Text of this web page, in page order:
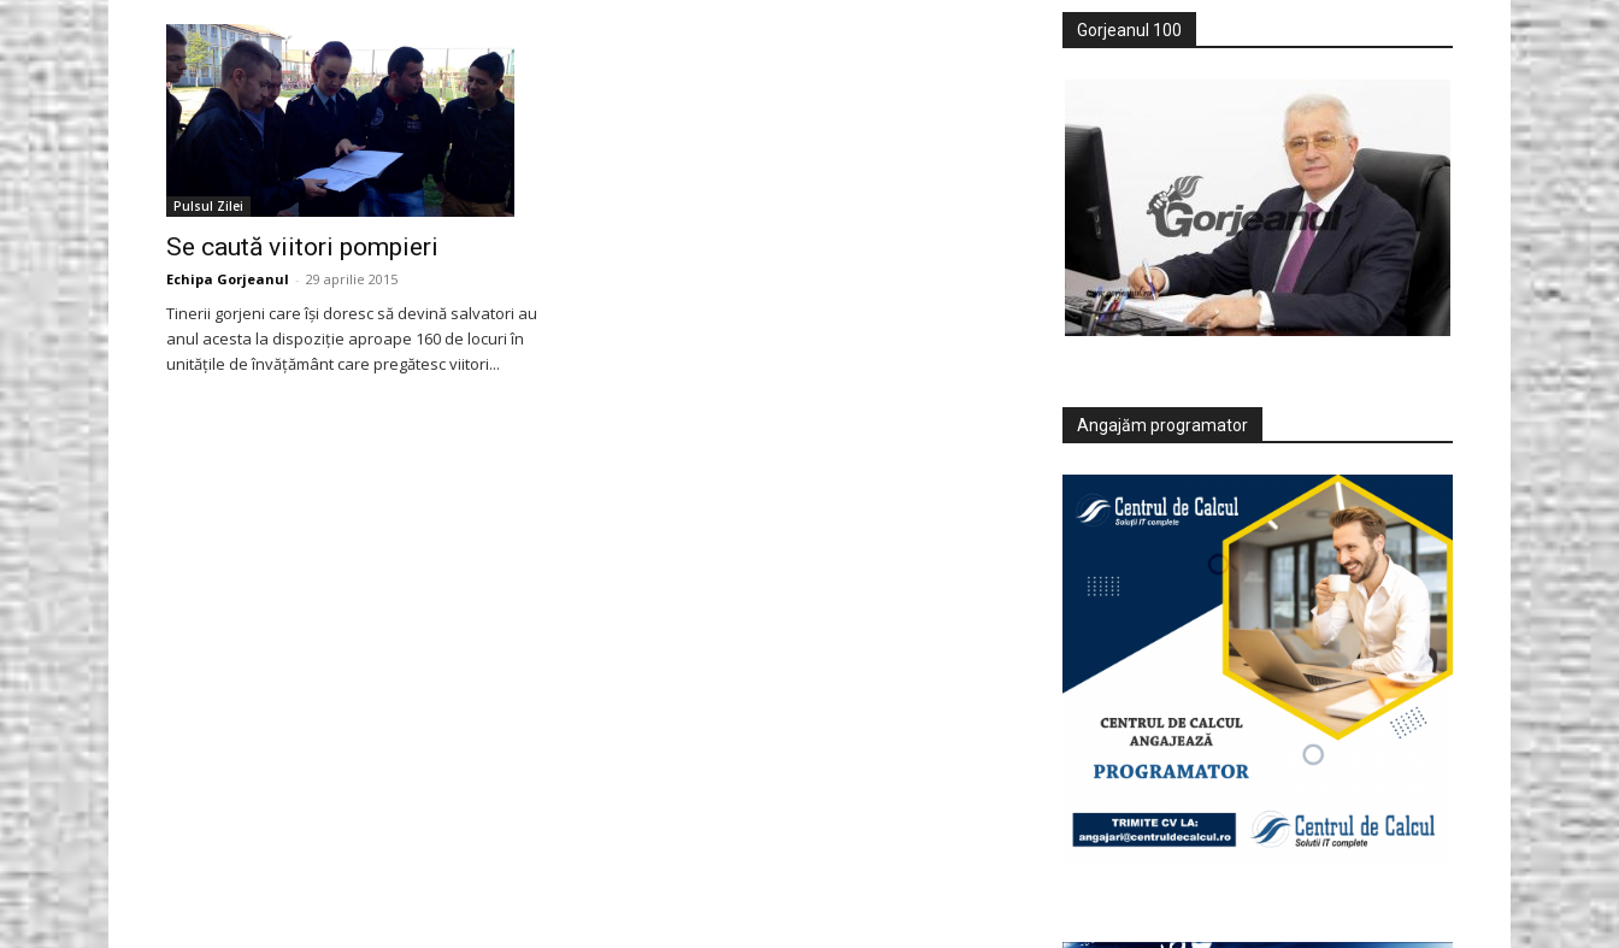
Gorjeanul.ro
Pulsul Zilei
Se caută viitori pompieri
Echipa Gorjeanul - 29 aprilie 2015
Tinerii gorjeni care îşi doresc să devină salvatori au
anul acesta la dispoziţie aproape 160 de locuri în
unităţile de învăţământ care pregătesc viitori...
Gorjeanul 100
Angajăm programator